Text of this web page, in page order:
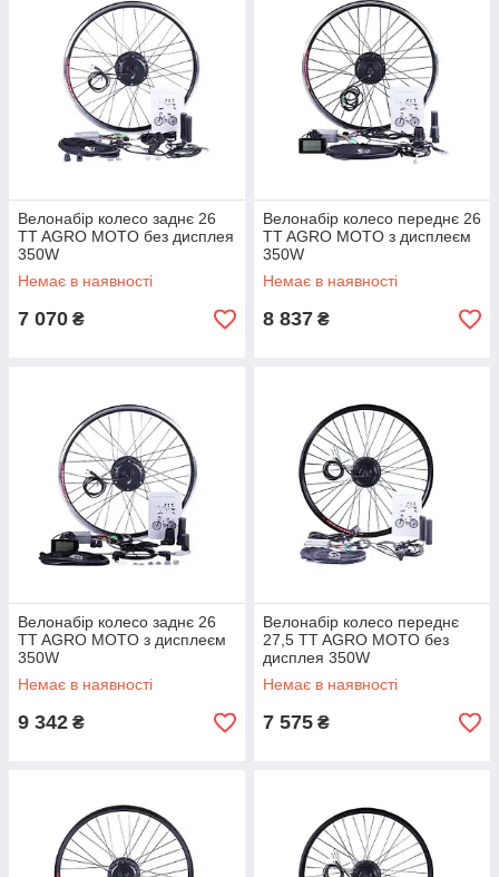
Велонабір колесо заднє 26
TT AGRO MOTO без дисплея
350W
Немає в наявності
7 070 ₴
Велонабір колесо переднє 26
TT AGRO MOTO з дисплеєм
350W
Немає в наявності
8 837 ₴
Велонабір колесо заднє 26
TT AGRO MOTO з дисплеєм
350W
Немає в наявності
9 342 ₴
Велонабір колесо переднє
27,5 TT AGRO MOTO без
дисплея 350W
Немає в наявності
7 575 ₴